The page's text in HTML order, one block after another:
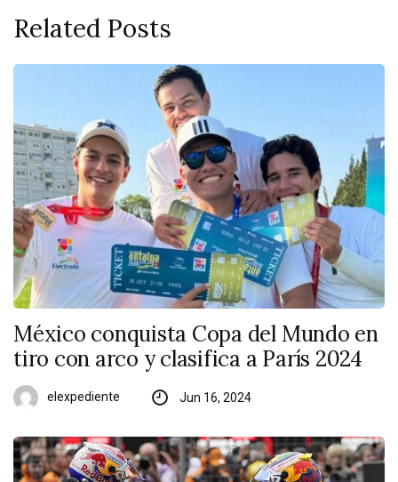
Related Posts
México conquista Copa del Mundo en
tiro con arco y clasifica a París 2024
elexpediente Jun 16, 2024